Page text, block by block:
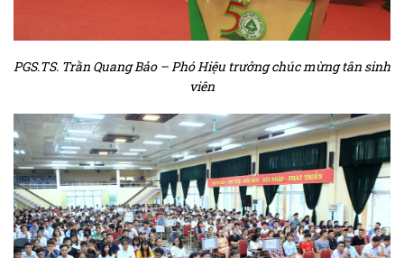
PGS.TS. Trần Quang Bảo – Phó Hiệu trưởng chúc mừng tân sinh
viên